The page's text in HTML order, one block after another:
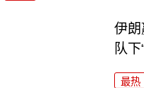
伊
队下
最热